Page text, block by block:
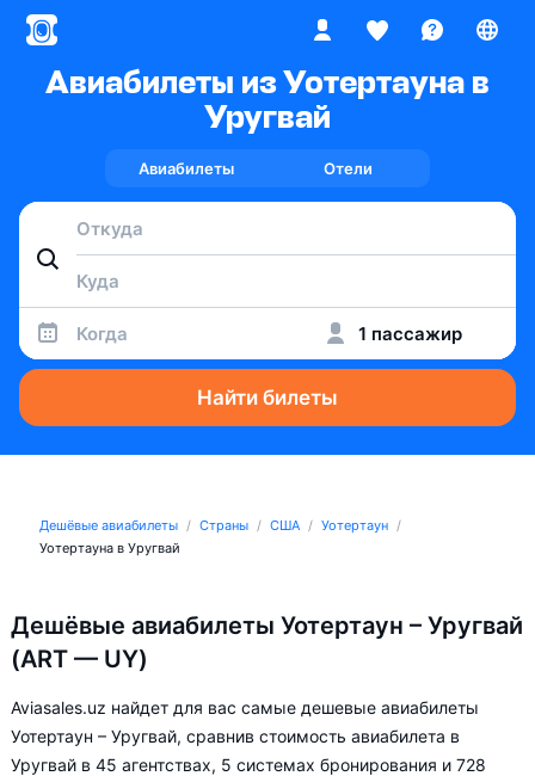
Авиабилеты из Уотертауна в
Уругвай
Авиабилеты Отели
Когда 1 пассажир
Найти билеты
Дешёвые авиабилеты Страны США
Уотертаун
Уотертауна в Уругвай
Дешёвые авиабилеты Уотертаун – Уругвай
(ART — UY)
Aviasales.uz найдет для вас самые дешевые авиабилеты
Уотертаун – Уругвай, сравнив стоимость авиабилета в
Уругвай в 45 агентствах, 5 системах бронирования и 728